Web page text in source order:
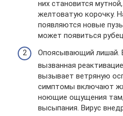
них становится
желтоватую корочку.
появляются новые
может появиться
Опоясывающий лишай.
вызванная
вызывает ветряную
симптомы включают
ноющие ощущения там,
высыпания. Вирус